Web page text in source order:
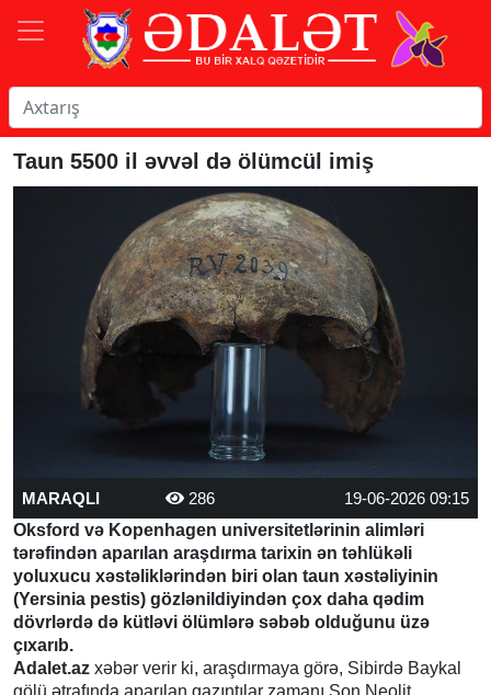
Taun 5500 il əvvəl də ölümcül imiş
MARAQLI 286
19-06-2026 09:15
Oksford və Kopenhagen universitetlərinin alimləri
tərəfindən aparılan araşdırma tarixin ən təhlükəli
yoluxucu xəstəliklərindən biri olan taun xəstəliyinin
(Yersinia pestis) gözlənildiyindən çox daha qədim
dövrlərdə də kütləvi ölümlərə səbəb olduğunu üzə
çıxarıb.
Adalet.az xəbər verir ki, araşdırmaya görə, Sibirdə Baykal
gölü ətrafında aparılan qazıntılar zamanı Son Neolit